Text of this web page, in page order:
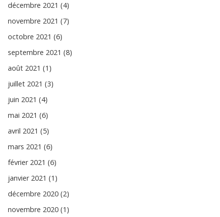
décembre 2021 (4)
novembre 2021 (7)
octobre 2021 (6)
septembre 2021 (8)
août 2021 (1)
juillet 2021 (3)
juin 2021 (4)
mai 2021 (6)
avril 2021 (5)
mars 2021 (6)
février 2021 (6)
janvier 2021 (1)
décembre 2020 (2)
novembre 2020 (1)